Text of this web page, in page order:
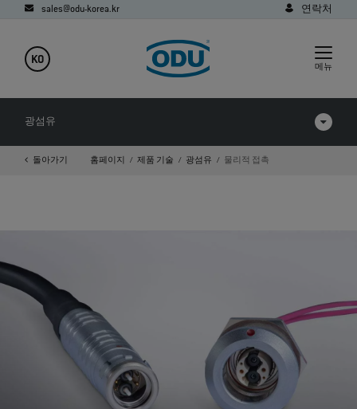
sales@odu-korea.kr 연락처
KO
메뉴
광섬유
에 관한 FAQ
확장 빔
물리적 접촉
폴리머 광섬유
돌아가기 홈페이지 제품 기술 광섬유 물리적 접촉